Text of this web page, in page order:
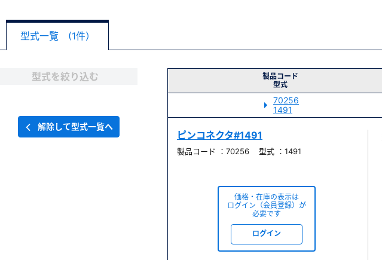
型式一覧 (1件）
製品コード
型式
70256
1491
ピンコネクタ#1491
製品コード ：70256 型式 ：1491
価格・在庫の表示は
ログイン（会員登録）が
必要です
ログイン
型式を絞り込む
解除して型式一覧へ